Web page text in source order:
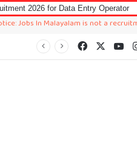
Entry Operator Institute of
Malayalam is not a recruitment
Facebook